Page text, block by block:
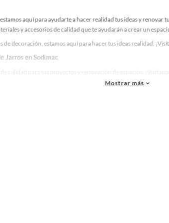
aquí para ayudarte a hacer realidad tus ideas y
y accesorios de calidad que te ayudarán a crear un
de decoración, estamos aquí para hacer tus ideas realidad.
Jarros en Sodimac
calidad para tus proyectos y renovación de espacios.
de Jarros en Sodimac. Encuentra todo lo necesario para
Mostrar más